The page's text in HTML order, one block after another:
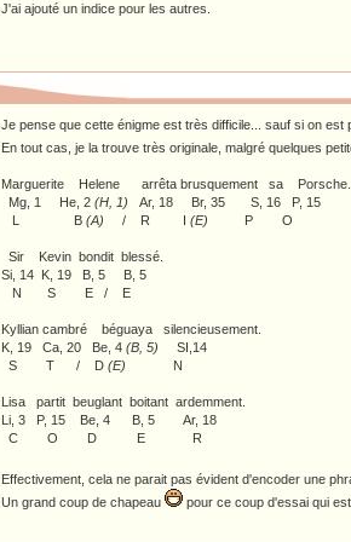
J'ai ajouté un indice pour les autres.
Je pense que cette énigme est très difficile... sauf si on est
En tout cas, je la trouve très originale, malgré quelques
Marguerite Helene arrêta brusquement sa Porsche.
Mg, 1 He, 2 (H, 1) Ar, 18 Br, 35 S, 16 P, 15
L B (A) / R I (E) P O
Sir Kevin bondit blessé.
Si, 14 K, 19 B, 5 B, 5
N S E / E
Kyllian cambré béguaya silencieusement.
K, 19 Ca, 20 Be, 4 (B, 5) SI,14
S T / D (E) N
Lisa partit beuglant boitant ardemment.
Li, 3 P, 15 Be, 4 B, 5 Ar, 18
C O D E R
Effectivement, cela ne parait pas évident d'encoder une
Un grand coup de chapeau
pour ce coup d'essai qui